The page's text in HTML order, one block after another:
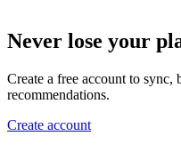
Never lose your
Create a free account to sync,
recommendations.
Create account